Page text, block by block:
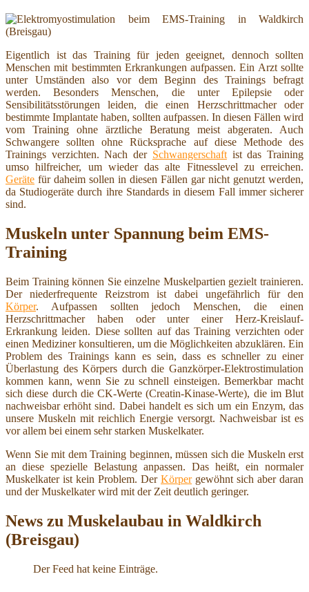
Eigentlich ist das Training für jeden geeignet, dennoch sollten
Menschen mit bestimmten Erkrankungen aufpassen. Ein Arzt sollte
unter Umständen also vor dem Beginn des Trainings befragt
werden. Besonders Menschen, die unter Epilepsie oder
Sensibilitätsstörungen leiden, die einen Herzschrittmacher oder
bestimmte Implantate haben, sollten aufpassen. In diesen Fällen wird
vom Training ohne ärztliche Beratung meist abgeraten. Auch
Schwangere sollten ohne Rücksprache auf diese Methode des
Trainings verzichten. Nach der Schwangerschaftist das Training
umso hilfreicher, um wieder das alte Fitnesslevel zu erreichen.
Geräte für daheim sollen in diesen Fällen gar nicht genutzt werden,
da Studiogeräte durch ihre Standards in diesem Fall immer sicherer
sind.
Muskeln unter Spannung beim EMS-
Training
Beim Training können Sie einzelne Muskelpartien gezielt trainieren.
Der niederfrequente Reizstrom ist dabei ungefährlich für den
Körper. Aufpassen sollten jedoch Menschen, die einen
Herzschrittmacher haben oder unter einer Herz-Kreislauf-
Erkrankung leiden. Diese sollten auf das Training verzichten oder
einen Mediziner konsultieren, um die Möglichkeiten abzuklären. Ein
Problem des Trainings kann es sein, dass es schneller zu einer
Überlastung des Körpers durch die Ganzkörper-Elektrostimulation
kommen kann, wenn Sie zu schnell einsteigen. Bemerkbar macht
sich diese durch die CK-Werte (Creatin-Kinase-Werte), die im Blut
nachweisbar erhöht sind. Dabei handelt es sich um ein Enzym, das
unsere Muskeln mit reichlich Energie versorgt. Nachweisbar ist es
vor allem bei einem sehr starken Muskelkater.
Wenn Sie mit dem Training beginnen, müssen sich die Muskeln erst
an diese spezielle Belastung anpassen. Das heißt, ein normaler
Muskelkater ist kein Problem. Der Körpergewöhnt sich aber daran
und der Muskelkater wird mit der Zeit deutlich geringer.
News zu Muskelaubau in Waldkirch
(Breisgau)
Der Feed hat keine Einträge.